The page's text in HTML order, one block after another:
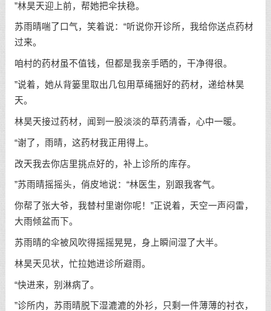
”林昊天迎上前，帮她把伞扶稳。
苏雨晴喘了口气，笑着说：“听说你开诊所，我给你送点药材
过来。
咱村的药材虽不值钱，但都是我亲手晒的，干净得很。
”说着，她从背篓里取出几包用草绳捆好的药材，递给林昊
天。
林昊天接过药材，闻到一股淡淡的草药清香，心中一暖。
“谢了，雨晴，这药材我正用得上。
改天我去你店里挑点好的，补上诊所的库存。
”苏雨晴摇摇头，俏皮地说：“林医生，别跟我客气。
你帮了张大爷，我替村里谢你呢！”正说着，天空一声闷雷，
大雨倾盆而下。
苏雨晴的伞被风吹得摇摇晃晃，身上瞬间湿了大半。
林昊天见状，忙拉她进诊所避雨。
“快进来，别淋病了。
”诊所内，苏雨晴脱下湿漉漉的外衫，只剩一件薄薄的衬衣，